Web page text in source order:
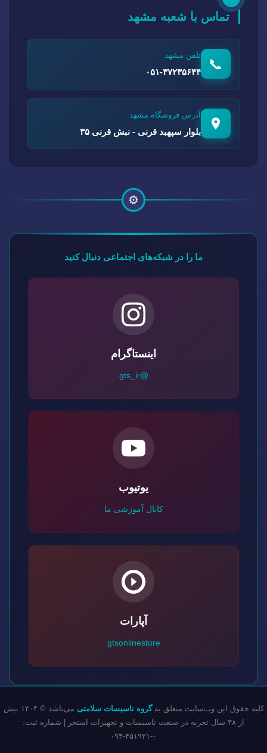
تماس با شعبه مشهد
📞
تلفن مشهد
۰۵۱-۳۷۲۳۵۶۴۴
آدرس فروشگاه مشهد
بلوار سپهبد قرنی - نبش قرنی ۳۵
⚙️
ما را در شبکه‌های اجتماعی دنبال کنید
اینستاگرام
@gts_ir
یوتیوب
کانال آموزشی ما
آپارات
gtsonlinestore
کلیه حقوق این وب‌سایت متعلق بهگروه تاسیسات سلامتی
می‌باشد © ۱۴۰۴ بیش
از ۳۸ سال تجربه در صنعت تاسیسات و تجهیزات استخر | شماره ثبت:
۰-۴۵۱۹۲۱-۰۹۴